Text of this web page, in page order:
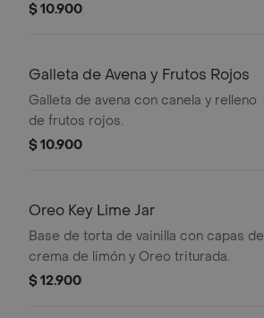
$ 10.900
Galleta de Avena y Frutos Rojos
Galleta de avena con canela y relleno
de frutos rojos.
$ 10.900
Oreo Key Lime Jar
Base de torta de vainilla con capas de
crema de limón y Oreo triturada.
$ 12.900